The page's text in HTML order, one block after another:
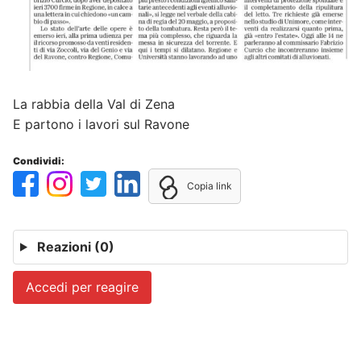
La rabbia della Val di Zena
E partono i lavori sul Ravone
Condividi:
Copia link
Reazioni (0)
Accedi per reagire